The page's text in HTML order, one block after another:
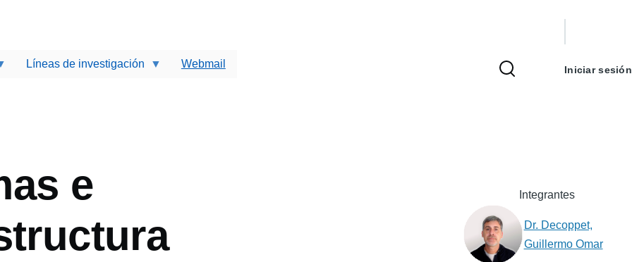
Líneas de investigación Webmail Iniciar sesión
e
Integrantes
Dr. Decoppet,
Guillermo Omar